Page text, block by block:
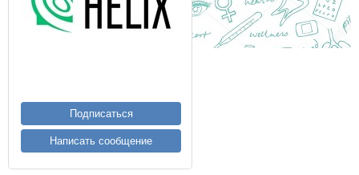
Подписаться
Написать сообщение